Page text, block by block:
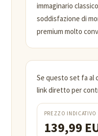
immaginario
soddisfazione di
premium molto
Se questo set fa al
link diretto per
PREZZO INDICATIVO
139,99